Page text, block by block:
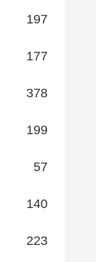
197
177
378
199
57
140
223